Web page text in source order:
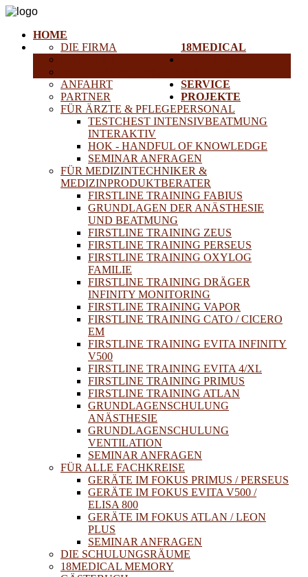
HOME
18MEDICAL
DIE FIRMA
ANFAHRT
PARTNER
FÜR ÄRZTE & PFLEGEPERSONAL
TESTCHEST INTENSIVBEATMUNG
INTERAKTIV
HOK - HANDFUL OF KNOWLEDGE
SEMINAR ANFRAGEN
FÜR MEDIZINTECHNIKER &
MEDIZINPRODUKTBERATER
FIRSTLINE TRAINING FABIUS
GRUNDLAGEN DER ANÄSTHESIE
UND BEATMUNG
FIRSTLINE TRAINING ZEUS
FIRSTLINE TRAINING PERSEUS
FIRSTLINE TRAINING OXYLOG
FAMILIE
FIRSTLINE TRAINING DRÄGER
INFINITY MONITORING
FIRSTLINE TRAINING VAPOR
FIRSTLINE TRAINING CATO / CICERO
EM
FIRSTLINE TRAINING EVITA INFINITY
V500
FIRSTLINE TRAINING EVITA 4/XL
FIRSTLINE TRAINING PRIMUS
FIRSTLINE TRAINING ATLAN
GRUNDLAGENSCHULUNG
ANÄSTHESIE
GRUNDLAGENSCHULUNG
VENTILATION
SEMINAR ANFRAGEN
FÜR ALLE FACHKREISE
GERÄTE IM FOKUS PRIMUS / PERSEUS
GERÄTE IM FOKUS EVITA V500 /
ELISA 800
GERÄTE IM FOKUS ATLAN / LEON
PLUS
SEMINAR ANFRAGEN
DIE SCHULUNGSRÄUME
18MEDICAL MEMORY
SERVICE
PROJEKTE